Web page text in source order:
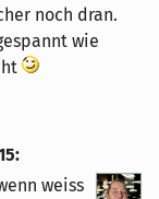
noch dran.
wie
:
weiss